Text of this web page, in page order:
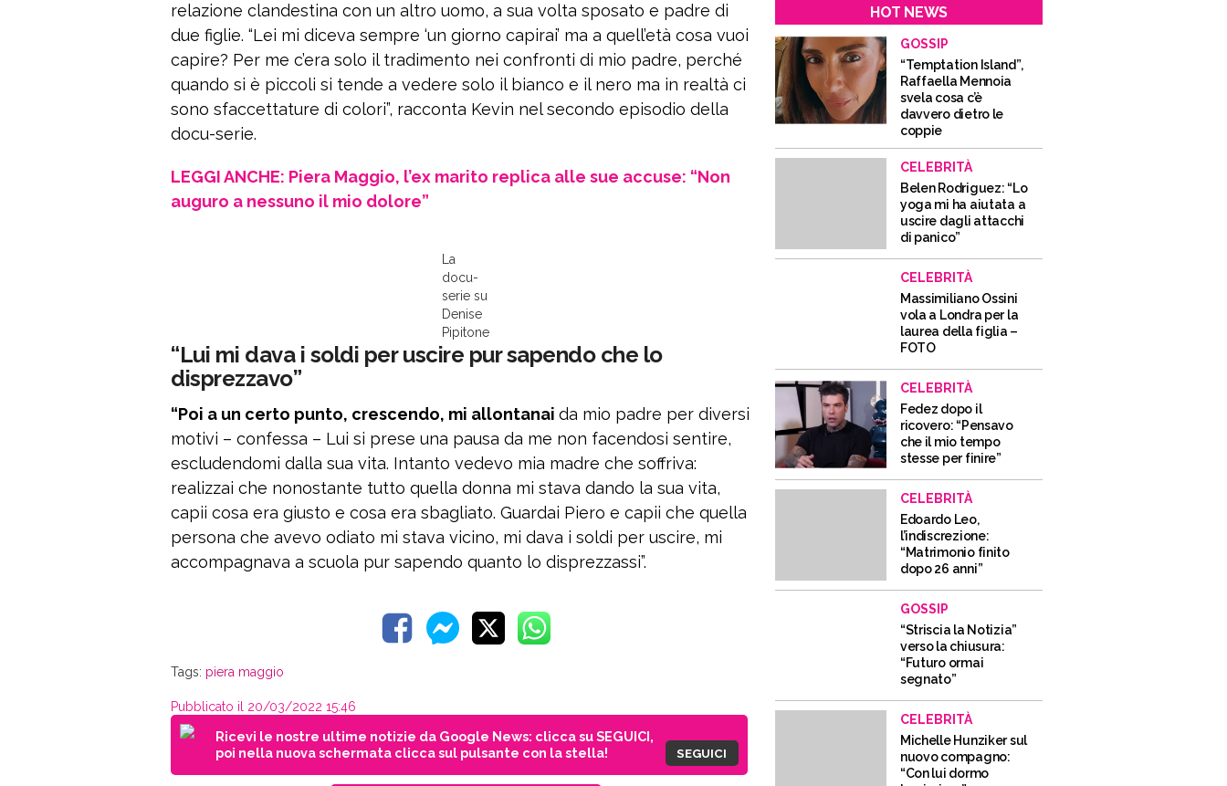
relazione clandestina con un altro uomo, a sua volta sposato e padre di
due figlie. “Lei mi diceva sempre ‘un giorno capirai’ ma a quell’età cosa vuoi
capire? Per me c’era solo il tradimento nei confronti di mio padre, perché
quando si è piccoli si tende a vedere solo il bianco e il nero ma in realtà ci
sono sfaccettature di colori”, racconta Kevin nel secondo episodio della
docu-serie.
LEGGI ANCHE: Piera Maggio, l’ex marito replica alle sue accuse: “Non
auguro a nessuno il mio dolore”
La
docu-
serie su
Denise
Pipitone
“Lui mi dava i soldi per uscire pur sapendo che lo
disprezzavo”
“Poi a un certo punto, crescendo, mi allontanai da mio padre per diversi
motivi – confessa – Lui si prese una pausa da me non facendosi sentire,
escludendomi dalla sua vita. Intanto vedevo mia madre che soffriva:
realizzai che nonostante tutto quella donna mi stava dando la sua vita,
capii cosa era giusto e cosa era sbagliato. Guardai Piero e capii che quella
persona che avevo odiato mi stava vicino, mi dava i soldi per uscire, mi
accompagnava a scuola pur sapendo quanto lo disprezzassi”.
Tags: piera maggio
Pubblicato il 20/03/2022 15:46
Ricevi le nostre ultime notizie da Google News: clicca su SEGUICI,
poi nella nuova schermata clicca sul pulsante con la stella!
SEGUICI
HOT NEWS
GOSSIP
“Temptation Island”,
Raffaella Mennoia
svela cosa c’è
davvero dietro le
coppie
CELEBRITÀ
Belen Rodriguez: “Lo
yoga mi ha aiutata a
uscire dagli attacchi
di panico”
CELEBRITÀ
Massimiliano Ossini
vola a Londra per la
laurea della figlia –
FOTO
CELEBRITÀ
Fedez dopo il
ricovero: “Pensavo
che il mio tempo
stesse per finire”
CELEBRITÀ
Edoardo Leo,
l’indiscrezione:
“Matrimonio finito
dopo 26 anni”
GOSSIP
“Striscia la Notizia”
verso la chiusura:
“Futuro ormai
segnato”
CELEBRITÀ
Michelle Hunziker sul
nuovo compagno:
“Con lui dormo